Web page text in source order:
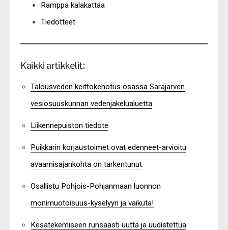
Ramppa kalakattaa
Tiedotteet
Kaikki artikkelit:
Talousveden keittokehotus osassa Sarajärven
vesiosuuskunnan vedenjakelualuetta
Liikennepuiston tiedote
Puikkarin korjaustoimet ovat edenneet-arvioitu
avaamisajankohta on tarkentunut
Osallistu Pohjois-Pohjanmaan luonnon
monimuotoisuus-kyselyyn ja vaikuta!
Kesätekemiseen runsaasti uutta ja uudistettua